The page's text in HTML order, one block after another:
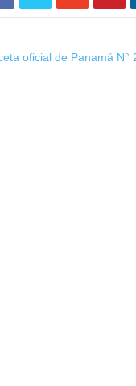
oficial de Panamá